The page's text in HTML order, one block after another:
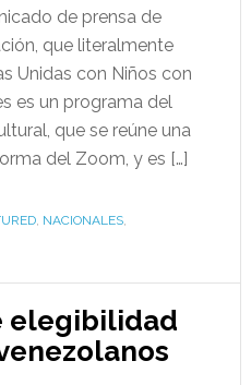
de prensa de
que literalmente
Unidas con Niños con
es un programa del
que se reúne una
del Zoom, y es […]
, NACIONALES,
elegibilidad